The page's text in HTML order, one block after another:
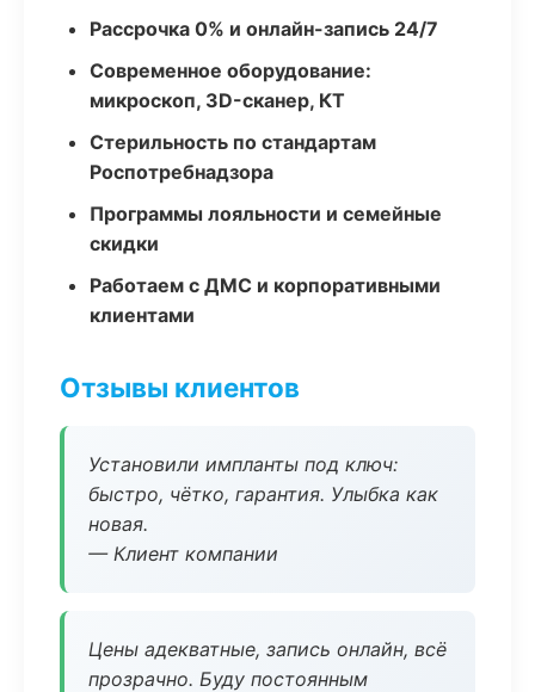
Рассрочка 0% и онлайн-запись 24/7
Современное оборудование:
микроскоп, 3D-сканер, КТ
Стерильность по стандартам
Роспотребнадзора
Программы лояльности и семейные
скидки
Работаем с ДМС и корпоративными
клиентами
Отзывы клиентов
Установили импланты под ключ:
быстро, чётко, гарантия. Улыбка как
новая.
— Клиент компании
Цены адекватные, запись онлайн, всё
прозрачно. Буду постоянным